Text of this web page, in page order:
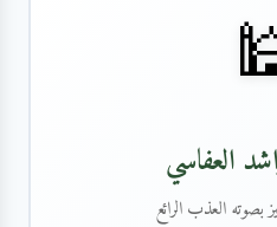
العفاسي
العذب الرائع